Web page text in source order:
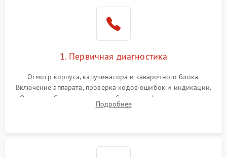
1. Первичная диагностика
Осмотр корпуса, капучинатора и заварочного блока.
Включение аппарата, проверка кодов ошибок и индикации.
Оценка работы помпы, термоблока и кофемолки на слух.
Измерение температуры и давления воды для выявления
Подробнее